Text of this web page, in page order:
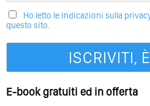
Ho letto le indicazioni sulla
questo sito.
E-book gratuiti ed in offerta